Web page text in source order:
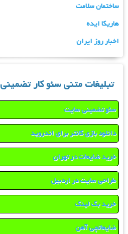
ساختمان سلامت
هاریکا ایده
اخبار روز ایران
تبلیغات متنی سئو کار تضمینی
سئو تضمینی سایت
دانلود بازی کانتر برای اندروید
خرید ضایعات در تهران
طراحی سایت در اردبیل
خرید بک لینک
ضایعاتچی آهن